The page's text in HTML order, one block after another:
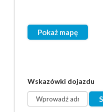
Pokaż mapę
Wskazówki dojazdu